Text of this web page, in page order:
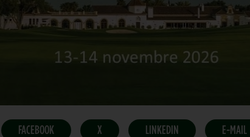
FACEBOOK X LINKEDIN E-MAIL